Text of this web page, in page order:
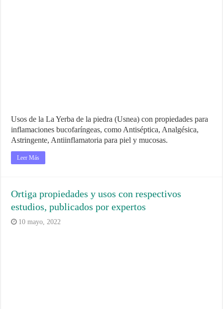
Usos de la La Yerba de la piedra (Usnea) con propiedades para
inflamaciones bucofaríngeas, como Antiséptica, Analgésica,
Astringente, Antiinflamatoria para piel y mucosas.
Leer Más
Ortiga propiedades y usos con respectivos
estudios, publicados por expertos
10 mayo, 2022